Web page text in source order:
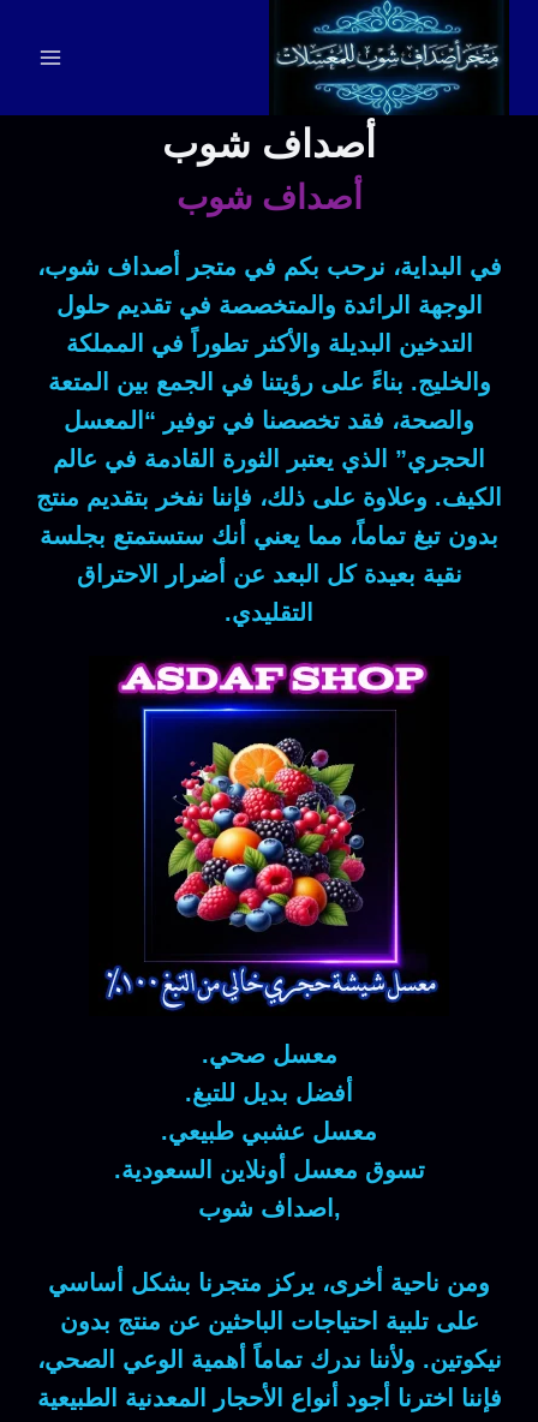
المحتوى
أصداف شوب
أصداف شوب
في البداية، نرحب بكم في متجر أصداف شوب،
الوجهة الرائدة والمتخصصة في تقديم حلول
التدخين البديلة والأكثر تطوراً في المملكة
والخليج. بناءً على رؤيتنا في الجمع بين المتعة
والصحة، فقد تخصصنا في توفير “المعسل
الحجري” الذي يعتبر الثورة القادمة في عالم
الكيف. وعلاوة على ذلك، فإننا نفخر بتقديم منتج
بدون تبغ تماماً، مما يعني أنك ستستمتع بجلسة
نقية بعيدة كل البعد عن أضرار الاحتراق
التقليدي.
معسل صحي.
أفضل بديل للتبغ.
معسل عشبي طبيعي.
تسوق معسل أونلاين السعودية.
,اصداف شوب
ومن ناحية أخرى، يركز متجرنا بشكل أساسي
على تلبية احتياجات الباحثين عن منتج بدون
نيكوتين. ولأننا ندرك تماماً أهمية الوعي الصحي،
فإننا اخترنا أجود أنواع الأحجار المعدنية الطبيعية